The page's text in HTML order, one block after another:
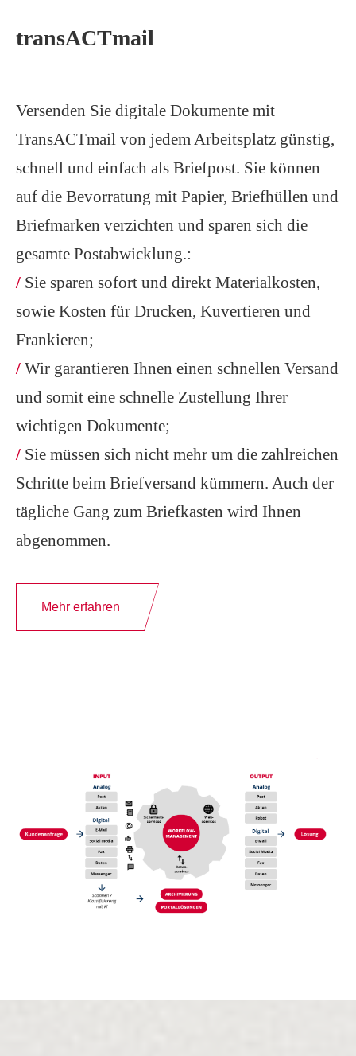
transACTmail
Versenden Sie digitale Dokumente mit
TransACTmail von jedem Arbeitsplatz günstig,
schnell und einfach als Briefpost. Sie können
auf die Bevorratung mit Papier, Briefhüllen und
Briefmarken verzichten und sparen sich die
gesamte Postabwicklung.:
/ Sie sparen sofort und direkt Materialkosten,
sowie Kosten für Drucken, Kuvertieren und
Frankieren;
/ Wir garantieren Ihnen einen schnellen Versand
und somit eine schnelle Zustellung Ihrer
wichtigen Dokumente;
/ Sie müssen sich nicht mehr um die zahlreichen
Schritte beim Briefversand kümmern. Auch der
tägliche Gang zum Briefkasten wird Ihnen
abgenommen.
Mehr erfahren